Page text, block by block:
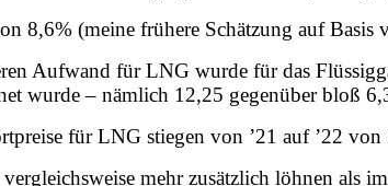
8,6% (meine frühere Schätzung auf Basis
Aufwand für LNG wurde für das
wurde – nämlich 12,25 gegenüber bloß
für LNG stiegen von ’21 auf ’22
mehr zusätzlich löhnen als